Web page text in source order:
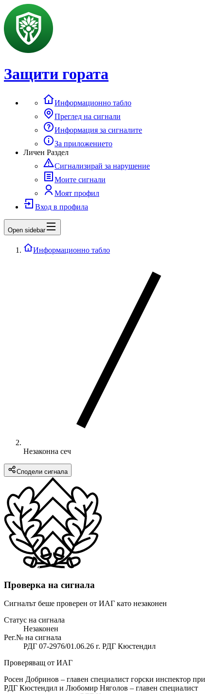
Защити гората
Информационно табло
Преглед на сигнали
Информация за сигналите
За приложението
Личен Раздел
Сигнализирай за нарушение
Моите сигнали
Моят профил
Вход в профила
Open sidebar
Информационно табло
Незаконна сеч
Сподели сигнала
Проверка на сигнала
Сигналът беше проверен от ИАГ като незаконен
Статус на сигнала
Незаконен
Рег.№ на сигнала
РДГ 07-2976/01.06.26 г. РДГ Кюстендил
Проверяващ от ИАГ
Росен Добринов – главен специалист горски инспектор при
РДГ Кюстендил и Любомир Няголов – главен специалист